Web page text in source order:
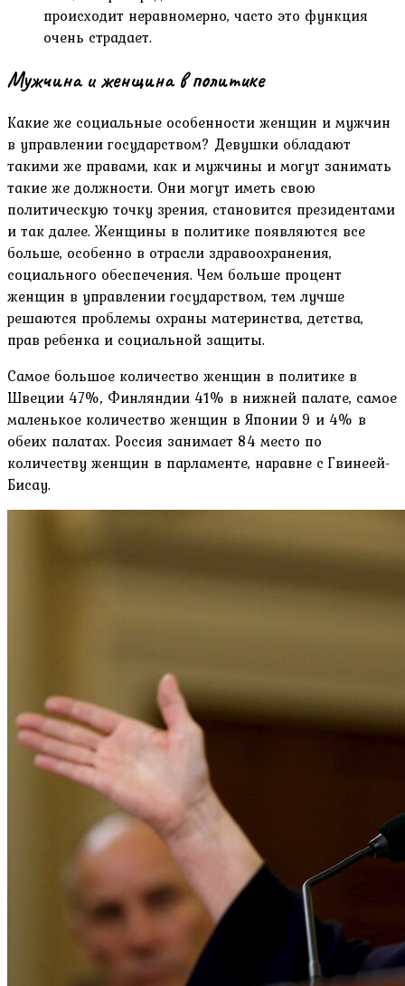
происходит неравномерно, часто это функция
очень страдает.
Мужчина и женщина в политике
Какие же социальные особенности женщин и мужчин
в управлении государством? Девушки обладают
такими же правами, как и мужчины и могут занимать
такие же должности. Они могут иметь свою
политическую точку зрения, становится президентами
и так далее. Женщины в политике появляются все
больше, особенно в отрасли здравоохранения,
социального обеспечения. Чем больше процент
женщин в управлении государством, тем лучше
решаются проблемы охраны материнства, детства,
прав ребенка и социальной защиты.
Самое большое количество женщин в политике в
Швеции 47%, Финляндии 41% в нижней палате, самое
маленькое количество женщин в Японии 9 и 4% в
обеих палатах. Россия занимает 84 место по
количеству женщин в парламенте, наравне с Гвинеей-
Бисау.